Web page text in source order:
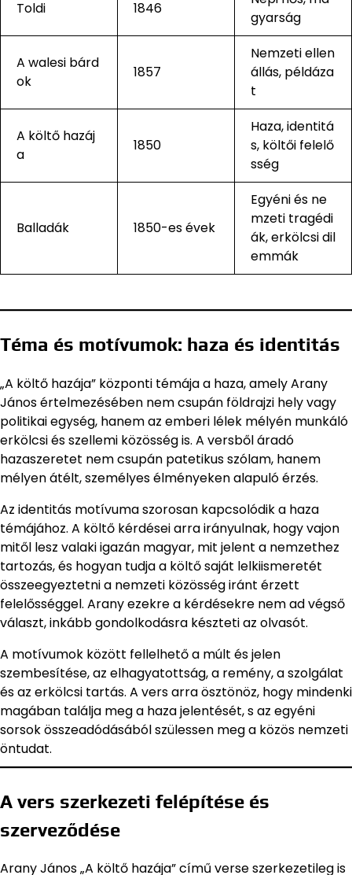
Toldi 1846
gyarság
A walesi bárd
ok
1857
Nemzeti ellen
állás, példáza
t
A költő hazáj
a
1850
Haza, identitá
s, költői felelő
sség
Balladák 1850-es évek
Egyéni és ne
mzeti tragédi
ák, erkölcsi dil
emmák
Téma és motívumok: haza és identitás
„A költő hazája” központi témája a haza, amely Arany
János értelmezésében nem csupán földrajzi hely vagy
politikai egység, hanem az emberi lélek mélyén munkáló
erkölcsi és szellemi közösség is. A versből áradó
hazaszeretet nem csupán patetikus szólam, hanem
mélyen átélt, személyes élményeken alapuló érzés.
Az identitás motívuma szorosan kapcsolódik a haza
témájához. A költő kérdései arra irányulnak, hogy vajon
mitől lesz valaki igazán magyar, mit jelent a nemzethez
tartozás, és hogyan tudja a költő saját lelkiismeretét
összeegyeztetni a nemzeti közösség iránt érzett
felelősséggel. Arany ezekre a kérdésekre nem ad végső
választ, inkább gondolkodásra készteti az olvasót.
A motívumok között fellelhető a múlt és jelen
szembesítése, az elhagyatottság, a remény, a szolgálat
és az erkölcsi tartás. A vers arra ösztönöz, hogy mindenki
magában találja meg a haza jelentését, s az egyéni
sorsok összeadódásából szülessen meg a közös nemzeti
öntudat.
A vers szerkezeti felépítése és
szerveződése
Arany János „A költő hazája” című verse szerkezetileg is